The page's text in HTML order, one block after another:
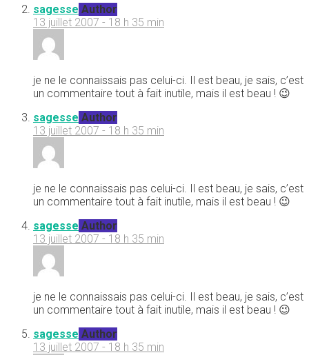
sagesse Author
13 juillet 2007 - 18 h 35 min
je ne le connaissais pas celui-ci. Il est beau, je sais, c’est
un commentaire tout à fait inutile, mais il est beau ! 😉
sagesse Author
13 juillet 2007 - 18 h 35 min
je ne le connaissais pas celui-ci. Il est beau, je sais, c’est
un commentaire tout à fait inutile, mais il est beau ! 😉
sagesse Author
13 juillet 2007 - 18 h 35 min
je ne le connaissais pas celui-ci. Il est beau, je sais, c’est
un commentaire tout à fait inutile, mais il est beau ! 😉
sagesse Author
13 juillet 2007 - 18 h 35 min